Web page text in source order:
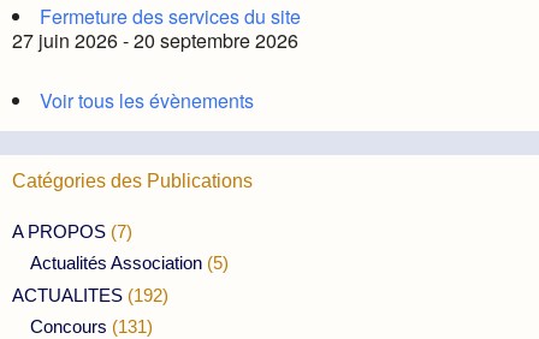
Fermeture des services du site
27 juin 2026 - 20 septembre 2026
Voir tous les évènements
Catégories des Publications
A PROPOS (7)
Actualités Association (5)
ACTUALITES (192)
Concours (131)